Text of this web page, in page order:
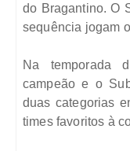
do Bragantino. O
sequência jogam
Na temporada
campeão e o
duas categorias
times favoritos à